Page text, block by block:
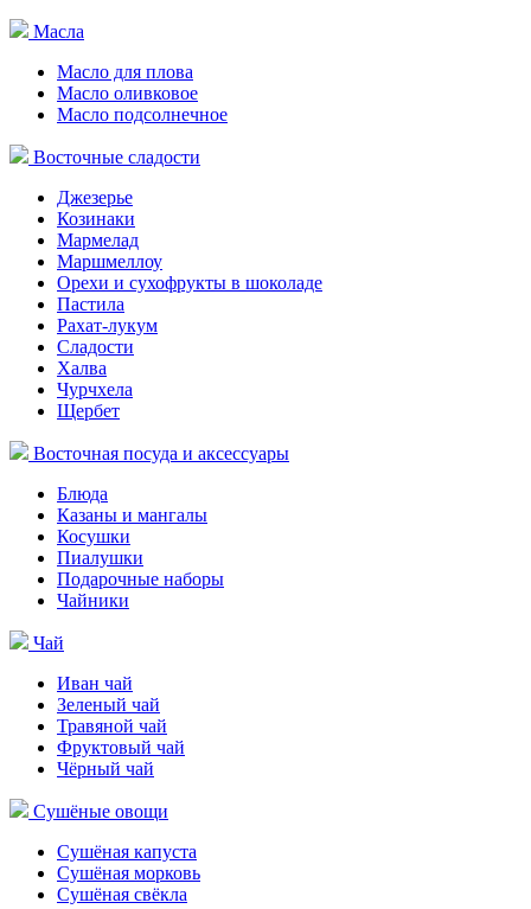
Масла
Масло для плова
Масло оливковое
Масло подсолнечное
Восточные сладости
Джезерье
Козинаки
Мармелад
Маршмеллоу
Орехи и сухофрукты в шоколаде
Пастила
Рахат-лукум
Сладости
Халва
Чурчхела
Щербет
Восточная посуда и аксессуары
Блюда
Казаны и мангалы
Косушки
Пиалушки
Подарочные наборы
Чайники
Чай
Иван чай
Зеленый чай
Травяной чай
Фруктовый чай
Чёрный чай
Сушёные овощи
Сушёная капуста
Сушёная морковь
Сушёная свёкла